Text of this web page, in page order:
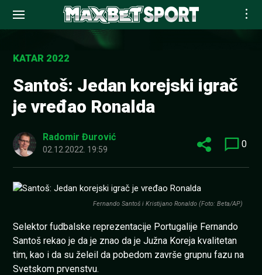
contentKATAR 2022
Santoš: Jedan korejski igrač
je vređao Ronalda
Radomir Đurović
02.12.2022. 19:59 0
Fernando Santoš i Kristijano Ronaldo (Foto: Beta/AP)
Selektor fudbalske reprezentacije Portugalije Fernando
Santoš rekao je da je znao da je Južna Koreja kvalitetan
tim, kao i da su želeil da pobedom završe grupnu fazu na
Svetskom prvenstvu.